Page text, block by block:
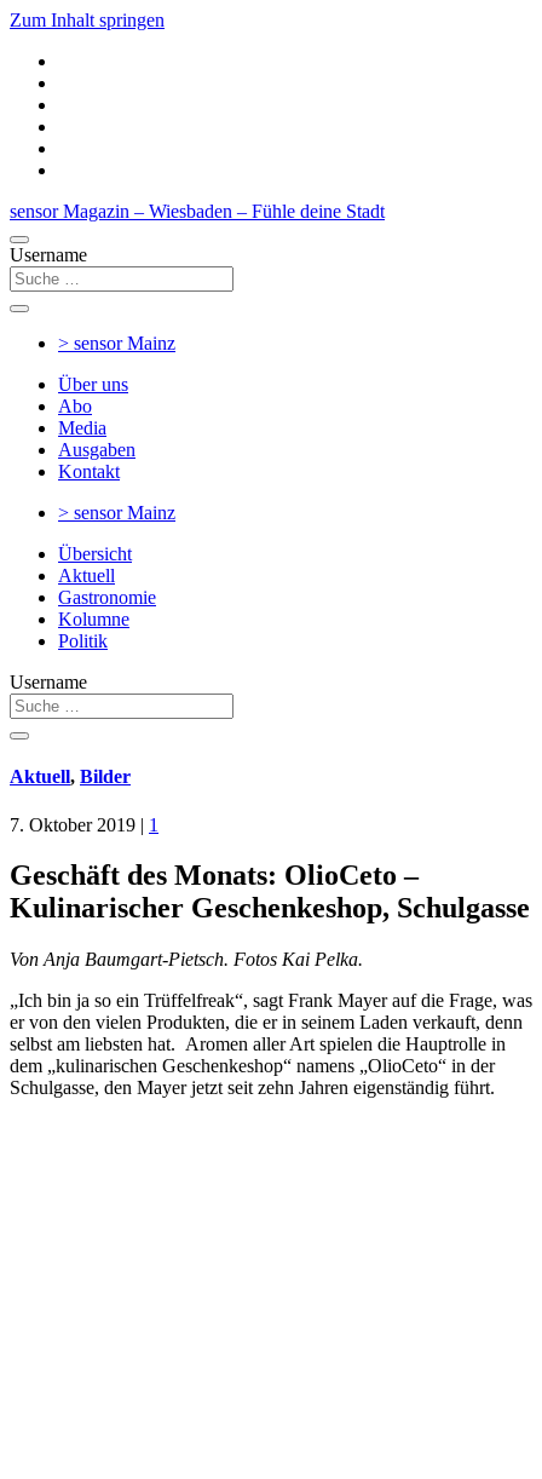
Zum Inhalt springen
sensor Magazin – Wiesbaden – Fühle deine Stadt
Username
> sensorMainz
Über uns
Abo
Media
Ausgaben
Kontakt
> sensorMainz
Übersicht
Aktuell
Gastronomie
Kolumne
Politik
Username
Aktuell, Bilder
7. Oktober 2019 | 1
Geschäft des Monats: OlioCeto –
Kulinarischer Geschenkeshop, Schulgasse
Von Anja Baumgart-Pietsch. Fotos Kai Pelka.
„Ich bin ja so ein Trüffelfreak“, sagt Frank Mayer auf die Frage, was
er von den vielen Produkten, die er in seinem Laden verkauft, denn
selbst am liebsten hat. Aromen aller Art spielen die Hauptrolle in
dem „kulinarischen Geschenkeshop“ namens „OlioCeto“ in der
Schulgasse, den Mayer jetzt seit zehn Jahren eigenständig führt.